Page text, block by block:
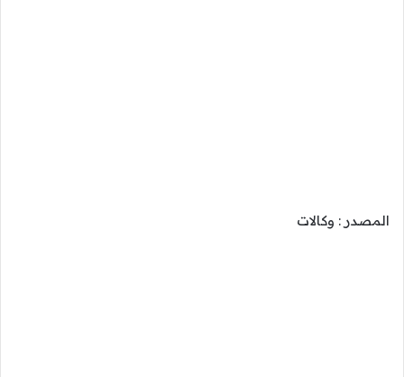
المصدر : وكالات